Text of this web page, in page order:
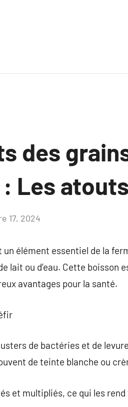
des
Les
17, 2024
élément essentiel de la
lait ou d’eau. Cette boisson
avantages pour la santé.
de bactéries et de
de teinte blanche ou
et multipliés, ce qui les